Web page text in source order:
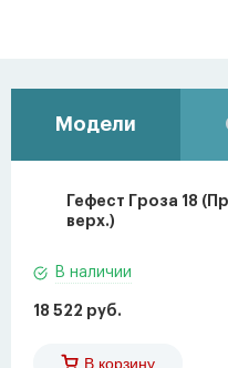
Модели
Гефест Гроза 18
верх.)
В наличии
18 522 руб.
В корзину